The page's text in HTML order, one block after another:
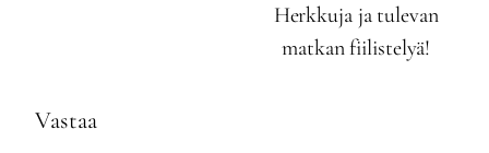
Herkkuja ja tulevan
matkan fiilistelyä!
Vastaa